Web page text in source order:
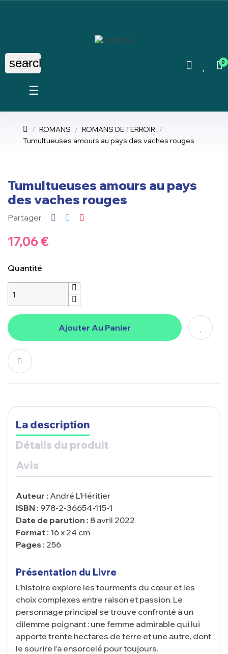
search 0
Basculer
navigation
☰
ROMANS
ROMANS DE TERROIR
Tumultueuses amours au pays des vaches rouges
Tumultueuses amours au pays
des vaches rouges
Partager
17,06 €
Quantité
Ajouter Au Panier
La description
Détails du produit
Avis
Auteur : André L’Héritier
ISBN : 978-2-36654-115-1
Date de parution : 8 avril 2022
Format : 16 x 24 cm
Pages : 256
Présentation du Livre
L’histoire explore les tourments du cœur et les
choix complexes entre raison et passion. Le
personnage principal se trouve confronté à un
dilemme poignant : une femme admirable qui lui
apporte trente hectares de terre et une autre, dont
le sourire l’a ensorcelé pour toujours.